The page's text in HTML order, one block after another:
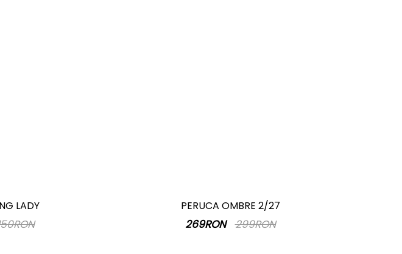
LADY PERUCA OMBRE 2/27
269RON 299RON